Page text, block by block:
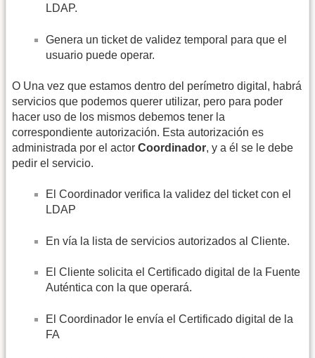
LDAP.
Genera un ticket de validez temporal para que el
usuario puede operar.
O Una vez que estamos dentro del perímetro digital, habrá
servicios que podemos querer utilizar, pero para poder
hacer uso de los mismos debemos tener la
correspondiente autorización. Esta autorización es
administrada por el actor Coordinador, y a él se le debe
pedir el servicio.
El Coordinador verifica la validez del ticket con el
LDAP
En vía la lista de servicios autorizados al Cliente.
El Cliente solicita el Certificado digital de la Fuente
Auténtica con la que operará.
El Coordinador le envía el Certificado digital de la
FA